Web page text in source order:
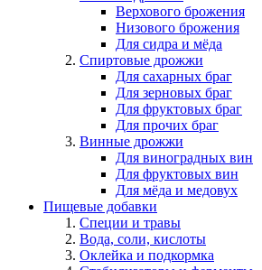
Верхового брожения
Низового брожения
Для сидра и мёда
Спиртовые дрожжи
Для сахарных браг
Для зерновых браг
Для фруктовых браг
Для прочих браг
Винные дрожжи
Для виноградных вин
Для фруктовых вин
Для мёда и медовух
Пищевые добавки
Специи и травы
Вода, соли, кислоты
Оклейка и подкормка